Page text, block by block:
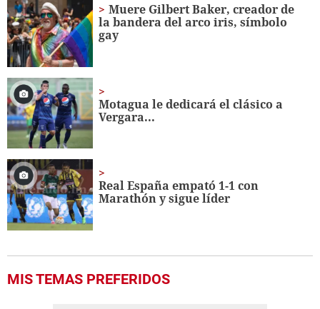
minute,
56
seconds
Muere Gilbert Baker, creador de
la bandera del arco iris, símbolo
gay
Motagua le dedicará el clásico a
Vergara...
Real España empató 1-1 con
Marathón y sigue líder
MIS TEMAS PREFERIDOS